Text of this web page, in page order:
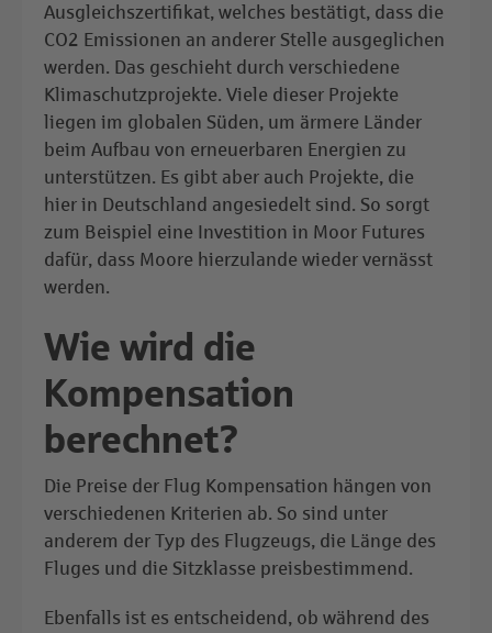
Ausgleichszertifikat, welches bestätigt, dass die
CO2 Emissionen an anderer Stelle ausgeglichen
werden. Das geschieht durch verschiedene
Klimaschutzprojekte. Viele dieser Projekte
liegen im globalen Süden, um ärmere Länder
beim Aufbau von erneuerbaren Energien zu
unterstützen. Es gibt aber auch Projekte, die
hier in Deutschland angesiedelt sind. So sorgt
zum Beispiel eine Investition in Moor Futures
dafür, dass Moore hierzulande wieder vernässt
werden.
Wie wird die
Kompensation
berechnet?
Die Preise der Flug Kompensation hängen von
verschiedenen Kriterien ab. So sind unter
anderem der Typ des Flugzeugs, die Länge des
Fluges und die Sitzklasse preisbestimmend.
Ebenfalls ist es entscheidend, ob während des